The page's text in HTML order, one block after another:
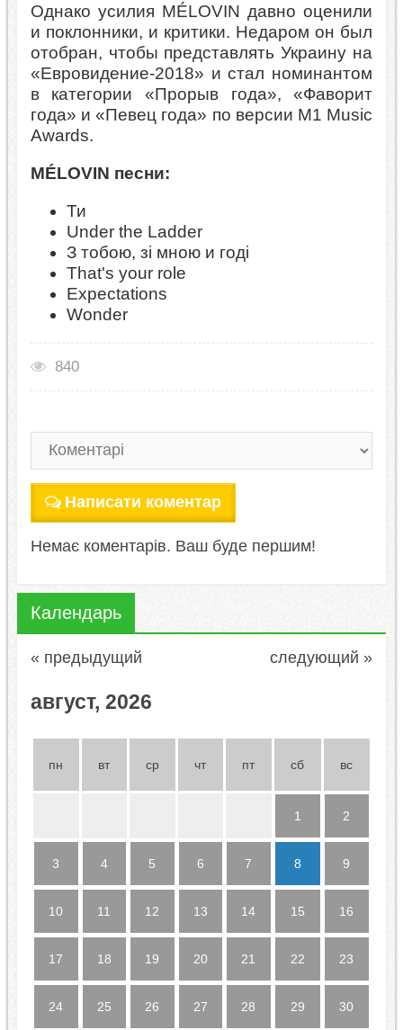
Однако усилия MÉLOVIN давно оценили
и поклонники, и критики. Недаром он был
отобран, чтобы представлять Украину на
«Евровидение-2018» и стал номинантом
в категории «Прорыв года», «Фаворит
года» и «Певец года» по версии M1 Music
Awards.
МÉLOVIN песни:
Ти
Under the Ladder
З тобою, зі мною и годі
That's your role
Expectations
Wonder
840
Написати коментар
Немає коментарів. Ваш буде першим!
Календарь
« предыдущий следующий »
август, 2026
пн вт ср чт пт сб вс
1 2
3 4 5 6 7 8 9
10 11 12 13 14 15 16
17 18 19 20 21 22 23
24 25 26 27 28 29 30